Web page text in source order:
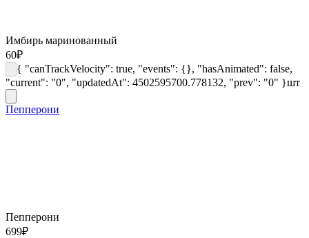
Имбирь маринованный
60₽
{ "canTrackVelocity": true, "events": {}, "hasAnimated": false,
"current": "0", "updatedAt": 4502595700.778132, "prev": "0" }шт
Пепперони
Пепперони
699₽